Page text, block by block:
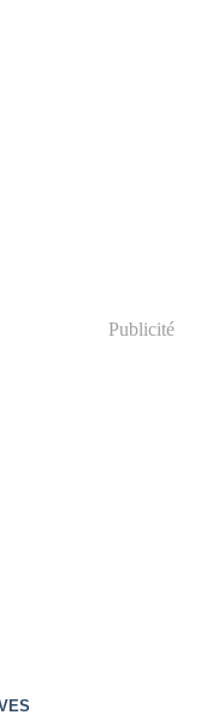
Publicité